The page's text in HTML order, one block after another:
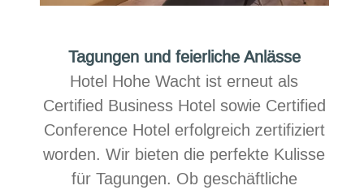
Tagungen und feierliche Anlässe
Hotel Hohe Wacht ist erneut als
Certified Business Hotel sowie Certified
Conference Hotel erfolgreich zertifiziert
worden. Wir bieten die perfekte Kulisse
für Tagungen. Ob geschäftliche